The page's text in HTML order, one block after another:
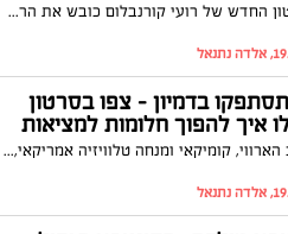
הסרטון החדש של רועי קורנבלום כובש את הרשת ומציג שאלה אחת חשובה להתבוננות פנימית מה זה להיות יהודי ? שווה צפייה
בדמיון - צפו בסרטון
איך להפוך חלומות למציאות
סטיב הארווי, קומיקאי ומנחה טלוויזיה אמריקאי, מוריד לרגע את מסכת הצחוק שלו ומסביר בצורה ברורה וממלאת השראה את משנתו שלו – ״אם תדמיינו, אין זו אגדה״.